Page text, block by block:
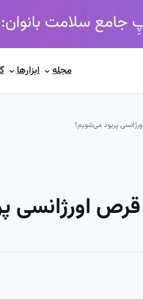
مجله ابزارها
پریود می‌شویم؟
اورژانسی